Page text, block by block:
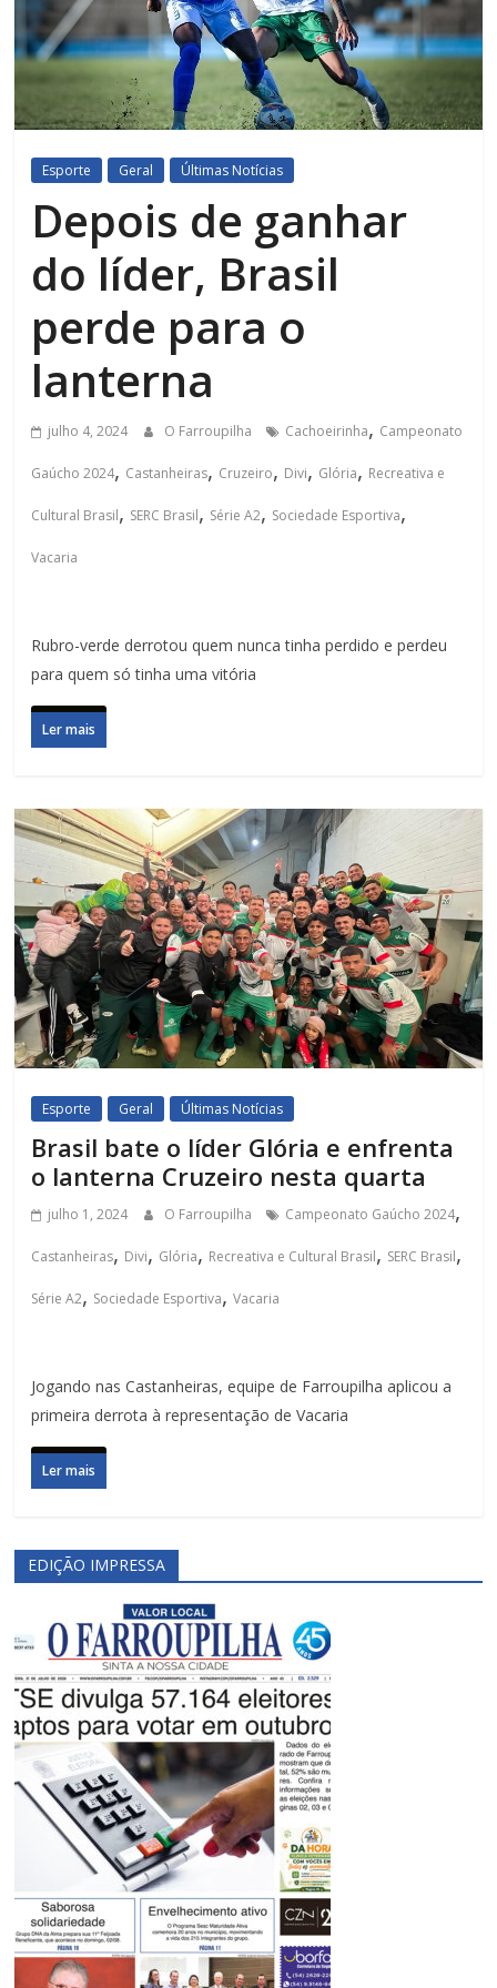
Esporte Geral Últimas Notícias
Depois de ganhar
do líder, Brasil
perde para o
lanterna
julho 4, 2024 O Farroupilha Cachoeirinha, Campeonato
Gaúcho 2024, Castanheiras, Cruzeiro, Divi, Glória, Recreativa e
Cultural Brasil, SERC Brasil, Série A2, Sociedade Esportiva,
Vacaria
Rubro-verde derrotou quem nunca tinha perdido e perdeu
para quem só tinha uma vitória
Ler mais
Esporte Geral Últimas Notícias
Brasil bate o líder Glória e enfrenta
o lanterna Cruzeiro nesta quarta
julho 1, 2024 O Farroupilha Campeonato Gaúcho 2024,
Castanheiras, Divi, Glória, Recreativa e Cultural Brasil, SERC Brasil,
Série A2, Sociedade Esportiva,Vacaria
Jogando nas Castanheiras, equipe de Farroupilha aplicou a
primeira derrota à representação de Vacaria
Ler mais
EDIÇÃO IMPRESSA